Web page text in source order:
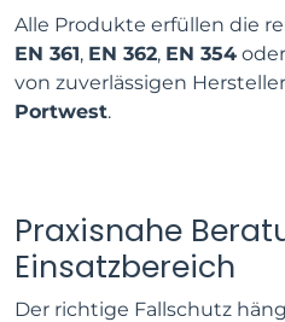
Alle Produkte erfüllen die
EN 361, EN 362, EN 354 oder
von zuverlässigen
Portwest.
Praxisnahe
Einsatzbereich
Der richtige Fallschutz